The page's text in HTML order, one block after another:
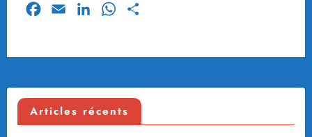
Facebook
Email LinkedInWhatsApp
Articles récents